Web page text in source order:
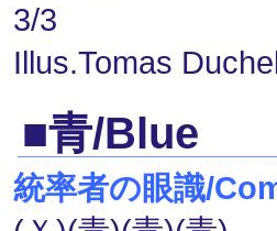
3/3
Illus.Tomas
■青/Blue
統率者の眼識/